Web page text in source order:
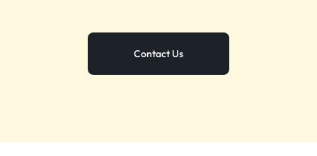
Contact Us